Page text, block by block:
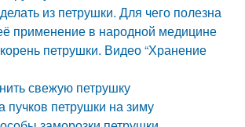
из петрушки. Для чего полезна
применение в народной медицине
петрушки. Видео “Хранение
свежую петрушку
пучков петрушки на зиму